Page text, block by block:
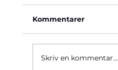
Kommentarer
Skriv en kommentar...